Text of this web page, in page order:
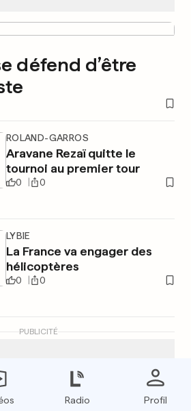
défend d’être
ROLAND-GARROS
Aravane Rezaï quitte le
tournoi au premier tour
0 0
LYBIE
La France va engager des
hélicoptères
0 0
PUBLICITÉ
Radio Profil